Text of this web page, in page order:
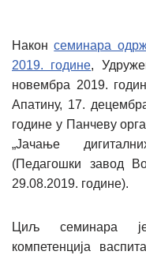
Наконсеминара
2019. године,
новембра 2019.
Апатину, 17.
године у Панчеву
„Јачање
(Педагошки завод
29.08.2019. године).
Циљ семинара је
компетенција